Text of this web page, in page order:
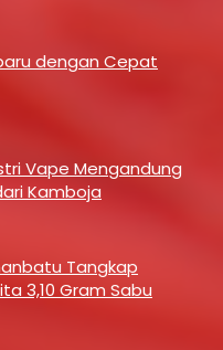
dengan Cepat
Vape Mengandung
Kamboja
Tangkap
3,10 Gram Sabu